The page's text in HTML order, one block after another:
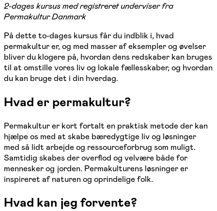
2-dages kursus med registreret underviser fra
Permakultur Danmark
På dette to-dages kursus får du indblik i, hvad
permakultur er, og med masser af eksempler og øvelser
bliver du klogere på, hvordan dens redskaber kan bruges
til at omstille vores liv og lokale fællesskaber, og hvordan
du kan bruge det i din hverdag.
Hvad er permakultur?
Permakultur er kort fortalt en praktisk metode der kan
hjælpe os med at skabe bæredygtige liv og løsninger
med så lidt arbejde og ressourceforbrug som muligt.
Samtidig skabes der overflod og velvære både for
mennesker og jorden. Permakulturens løsninger er
inspireret af naturen og oprindelige folk.
Hvad kan jeg forvente?